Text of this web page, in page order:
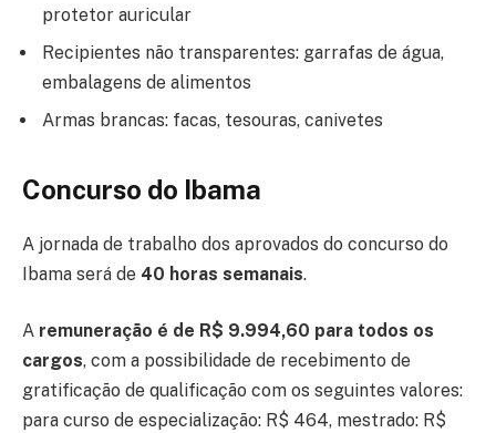
protetor auricular
Recipientes não transparentes: garrafas de água,
embalagens de alimentos
Armas brancas: facas, tesouras, canivetes
Concurso do Ibama
A jornada de trabalho dos aprovados do concurso do
Ibama será de 40 horas semanais.
A remuneração é de R$ 9.994,60 para todos os
cargos, com a possibilidade de recebimento de
gratificação de qualificação com os seguintes valores:
para curso de especialização: R$ 464, mestrado: R$